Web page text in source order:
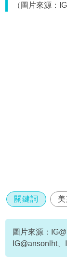
（圖片來源：
關鍵詞
Anson Lo
圖片來源：
IG@ansonlht